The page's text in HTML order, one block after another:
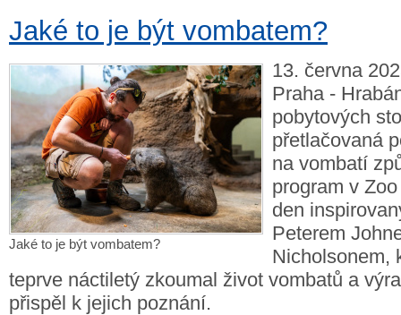
Rozhovory
Jaké to je být vombatem?
Jaké to je být vombatem?
13. června
Praha -
pobytových
přetlačovaná
na vombatí
program v
den
Peterem
Nicholsonem,
teprve náctiletý zkoumal život vombatů a
přispěl k jejich poznání.